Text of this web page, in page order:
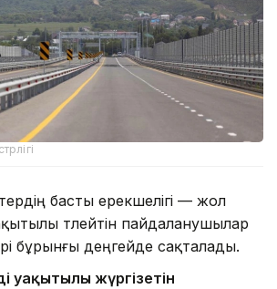
басты ерекшелігі — жол
төлейтін пайдаланушылар
бұрынғы деңгейде сақталады.
уақытылы жүргізетін